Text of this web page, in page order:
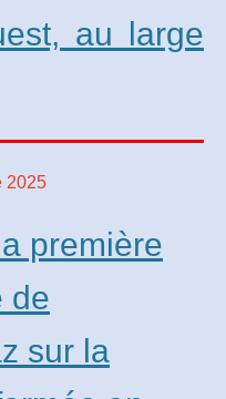
au large
2025
première
de
sur la